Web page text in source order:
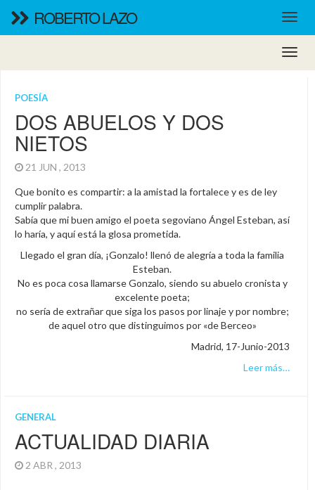
ROBERTO LAZO
POESÍA
DOS ABUELOS Y DOS
NIETOS
21 JUN , 2013
Que bonito es compartir: a la amistad la fortalece y es de ley
cumplir palabra.
Sabía que mi buen amigo el poeta segoviano Ángel Esteban, así
lo haría, y aquí está la glosa prometida.
Llegado el gran día, ¡Gonzalo! llenó de alegría a toda la familia
Esteban.
No es poca cosa llamarse Gonzalo, siendo su abuelo cronista y
excelente poeta;
no sería de extrañar que siga los pasos por linaje y por nombre;
de aquel otro que distinguimos por «de Berceo»
Madrid, 17-Junio-2013
Leer más…
GENERAL
ACTUALIDAD DIARIA
2 ABR , 2013